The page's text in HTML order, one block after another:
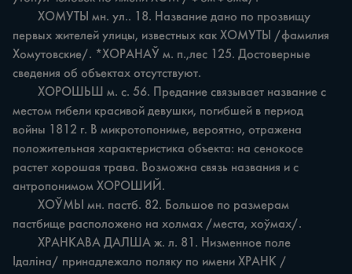
первых жителей улицы, известных как ХОМУТЫ /фамилия
Хомутовские/. *ХОРАНАЎ м. п.,лес 125. Достоверные
сведения об объектах отсутствуют.
местом гибели красивой девушки, погибшей в период
войны 1812 г. В микротопониме, вероятно, отражена
положительная характеристика объекта: на сенокосе
растет хорошая трава. Возможна связь названия и с
антропонимом ХОРОШИЙ.
пастбище расположено на холмах /места, хоўмах/.
Ідаліна/ принадлежало поляку по имени ХРАНК /